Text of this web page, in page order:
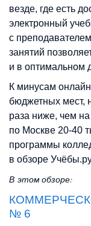
везде, где есть
электронный
с
занятий
и в оптимальном
К минусам
бюджетных мест,
раза ниже, чем
по Москве 20-40
программы
в обзоре
В этом обзоре:
№ 6